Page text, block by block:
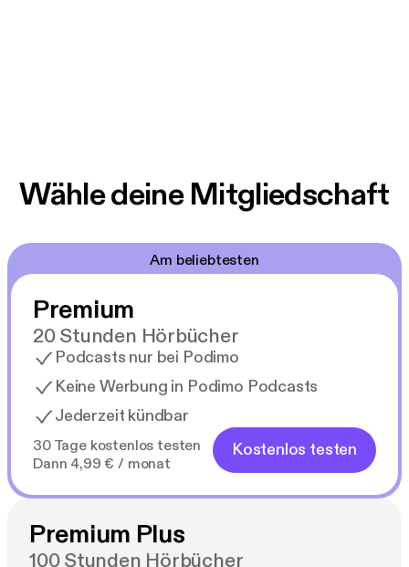
Wähle deine Mitgliedschaft
Am beliebtesten
Premium
20 Stunden Hörbücher
Podcasts nur bei Podimo
Keine Werbung in Podimo Podcasts
Jederzeit kündbar
30 Tage kostenlos testen
Dann 4,99 € / monat
Kostenlos testen
Premium Plus
100 Stunden Hörbücher